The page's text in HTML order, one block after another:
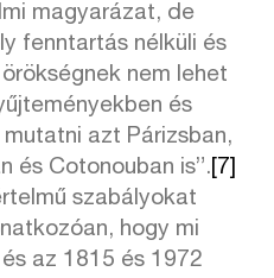
magyarázat, de
fenntartás nélküli és
nem lehet
és
azt Párizsban,
és Cotonouban is”. [7]
szabályokat
hogy mi
az 1815 és 1972